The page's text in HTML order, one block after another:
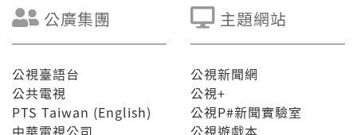
公廣集團
公視臺語台
公共電視
PTS Taiwan (English)
主題網站
公視新聞網
公視+
公視P#新聞實驗室